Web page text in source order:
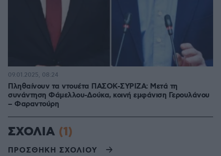
Πληθαίνουν τα ντουέτα ΠΑΣΟΚ-ΣΥΡΙΖΑ: Μετά τη
συνάντηση Φάμελλου-Δούκα, κοινή εμφάνιση Γερουλάνου
– Φαραντούρη
09.01.2025, 08:24
ΣΧΟΛΙΑ (1)
ΠΡΟΣΘΗΚΗ ΣΧΟΛΙΟΥ